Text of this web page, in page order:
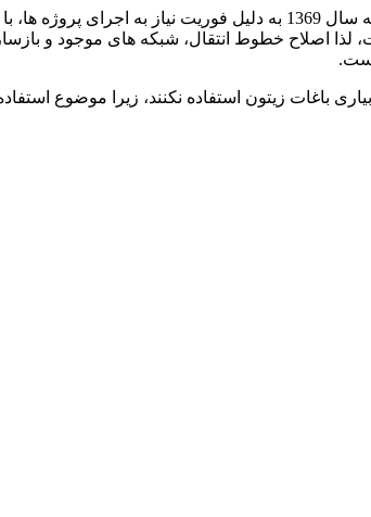
مازیار علی پور تصریح کرد: با توجه به اینکه برخی از پروژه های اجرا شده در شهرستان رودبار،
است، لذا اصلاح خطوط انتقال، شبکه های موجود و
زیتون استفاده نکنند، زیرا موضوع